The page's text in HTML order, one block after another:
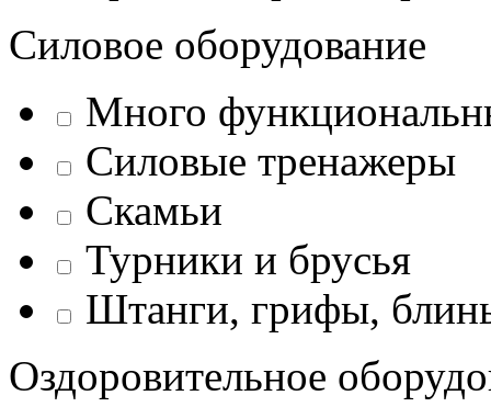
Силовое оборудование
Много
Силовые тренажеры
Скамьи
Турники и брусья
Штанги, грифы,
Оздоровительное